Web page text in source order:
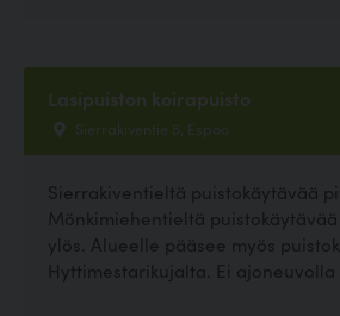
Lasipuiston koirapuisto
Sierrakiventie 5, Espoo
Sierrakiventieltä puistokäytävää
Mönkimiehentieltä
ylös. Alueelle pääsee myös
Hyttimestarikujalta. Ei ajoneuvolla